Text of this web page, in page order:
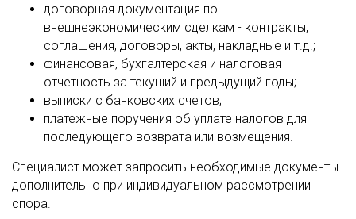
договорная документация по
внешнеэкономическим сделкам - контракты,
соглашения, договоры, акты, накладные и т.д.;
финансовая, бухгалтерская и налоговая
отчетность за текущий и предыдущий годы;
выписки с банковских счетов;
платежные поручения об уплате налогов для
последующего возврата или возмещения.
Специалист может запросить необходимые документы
дополнительно при индивидуальном рассмотрении
спора.